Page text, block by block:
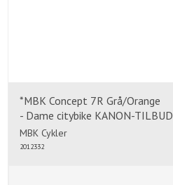
*MBK Concept 7R Grå/Orange
- Dame citybike KANON-TILBUD
MBK Cykler
2012332